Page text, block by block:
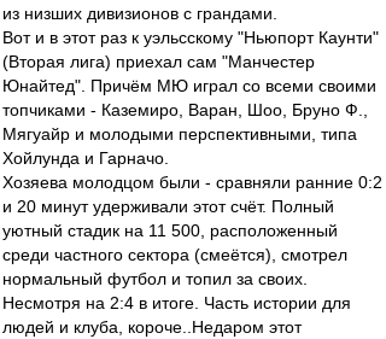
из низших дивизионов с грандами.
Вот и в этот раз к уэльсскому "Ньюпорт Каунти"
(Вторая лига) приехал сам "Манчестер
Юнайтед". Причём МЮ играл со всеми своими
топчиками - Каземиро, Варан, Шоо, Бруно Ф.,
Мягуайр и молодыми перспективными, типа
Хойлунда и Гарначо.
Хозяева молодцом были - сравняли ранние 0:2
и 20 минут удерживали этот счёт. Полный
уютный стадик на 11 500, расположенный
среди частного сектора (смеётся), смотрел
нормальный футбол и топил за своих.
Несмотря на 2:4 в итоге. Часть истории для
людей и клуба, короче..Недаром этот